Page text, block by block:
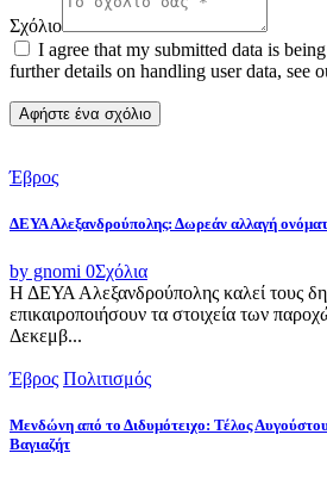
Σχόλιο
I agree that my submitted data is
further details on handling user data, see
Έβρος
ΔΕΥΑ Αλεξανδρούπολης: Δωρεάν αλλαγή
by gnomi 0Σχόλια
Η ΔΕΥΑ Αλεξανδρούπολης καλεί τους
επικαιροποιήσουν τα στοιχεία των
Δεκεμβ...
Έβρος Πολιτισμός
Μενδώνη από το Διδυμότειχο: Τέλος
Βαγιαζήτ